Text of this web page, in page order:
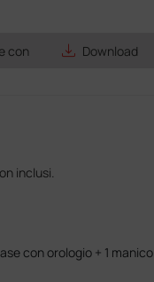
con save_alt Download
inclusi.
con orologio + 1 manico